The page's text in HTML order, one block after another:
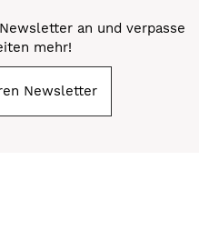
an und verpasse
mehr!
Newsletter